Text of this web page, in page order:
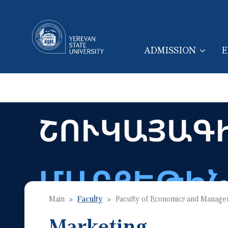
MAIN
ADMISSION
Main Faculty Faculty of Economics and